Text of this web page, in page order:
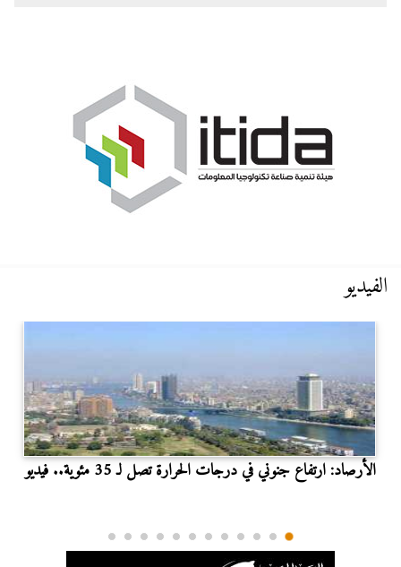
الفيديو
الأرصاد: ارتفاع جنوني في درجات الحرارة تصل لـ 35 مئوية.. فيديو